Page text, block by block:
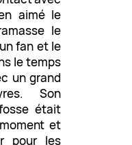
aimé le
le
fan et le
le temps
un grand
Son
était
et
pour les